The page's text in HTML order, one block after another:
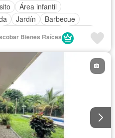
Área infantil
Jardín
Barbecue
Piscina
Bienes Raíces